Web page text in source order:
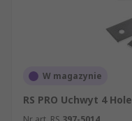
W magazynie
RS PRO Uchwyt 4 Hole